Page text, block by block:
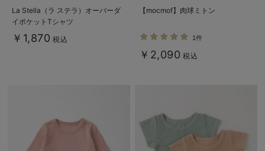
La Stella（ラ ステラ）オーバーダ
イポケットTシャツ
￥1,870 税込
【mocmof】肉球ミトン
1件
￥2,090 税込